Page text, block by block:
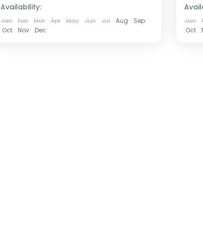
Availability:
Jan Feb Mar Apr May Jun Jul Aug
Sep
Oct
Nov Dec
Jan
Oct